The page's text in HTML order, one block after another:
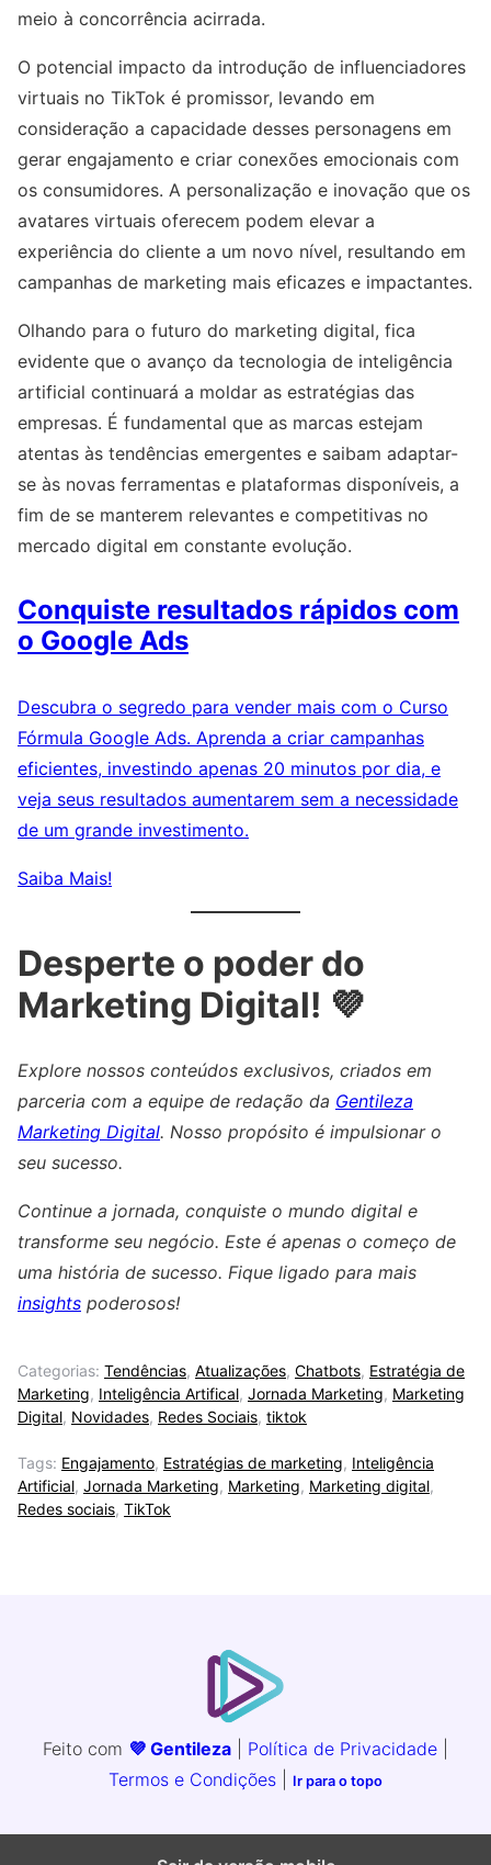
meio à concorrência acirrada.
O potencial impacto da introdução de influenciadores
virtuais no TikTok é promissor, levando em
consideração a capacidade desses personagens em
gerar engajamento e criar conexões emocionais com
os consumidores. A personalização e inovação que os
avatares virtuais oferecem podem elevar a
experiência do cliente a um novo nível, resultando em
campanhas de marketing mais eficazes e impactantes.
Olhando para o futuro do marketing digital, fica
evidente que o avanço da tecnologia de inteligência
artificial continuará a moldar as estratégias das
empresas. É fundamental que as marcas estejam
atentas às tendências emergentes e saibam adaptar-
se às novas ferramentas e plataformas disponíveis, a
fim de se manterem relevantes e competitivas no
mercado digital em constante evolução.
Conquiste resultados rápidos com
o Google Ads
Descubra o segredo para vender mais com o Curso
Fórmula Google Ads. Aprenda a criar campanhas
eficientes, investindo apenas 20 minutos por dia, e
veja seus resultados aumentarem sem a necessidade
de um grande investimento.
Saiba Mais!
Desperte o poder do
Marketing Digital! 💜
Explore nossos conteúdos exclusivos, criados em
parceria com a equipe de redação da Gentileza
Marketing Digital. Nosso propósito é impulsionar o
seu sucesso.
Continue a jornada, conquiste o mundo digital e
transforme seu negócio. Este é apenas o começo de
uma história de sucesso. Fique ligado para mais
insights poderosos!
Categorias: Tendências, Atualizações, Chatbots, Estratégia de
Marketing, Inteligência Artifical, Jornada Marketing, Marketing
Digital, Novidades, Redes Sociais, tiktok
Tags: Engajamento, Estratégias de marketing, Inteligência
Artificial, Jornada Marketing, Marketing, Marketing digital,
Redes sociais, TikTok
Feito com 💜 Gentileza Política de Privacidade
Termos e Condições
Ir para o topo